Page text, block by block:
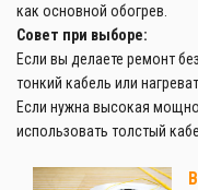
как основной обогрев.
Совет при выборе:
Если вы делаете ремонт
тонкий кабель или
Если нужна высокая
использовать толстый